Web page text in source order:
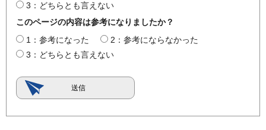
3：どちらとも言えない
このページの内容は参考になりましたか？
1：参考になった
2：参考にならなかった
3：どちらとも言えない